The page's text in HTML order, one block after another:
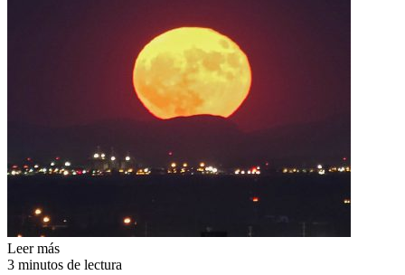
Leer más
3 minutos de lectura